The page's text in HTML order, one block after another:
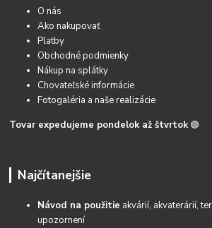
O nás
Ako nakupovať
Platby
Obchodné podmienky
Nákup na splátky
Chovateľské informácie
Fotogaléria a naše realizácie
Tovar expedujeme pondelok až štvrtok 🟢
Najčítanejšie
Návod na použitie akvárií, akvaterárií,
upozornení